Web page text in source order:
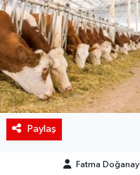
Paylaş
Fatma Doğanay
Teknoloji
Yaşam